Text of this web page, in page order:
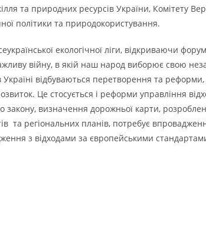
та природних ресурсів України, Комітету
політики та природокористування.
екологічної ліги, відкриваючи
війну, в якій наш народ виборює свою
в Україні відбуваються перетворення та
Це стосується і реформи управління
закону, визначення дорожньої карти,
та регіональних планів, потребує
з відходами за європейськими